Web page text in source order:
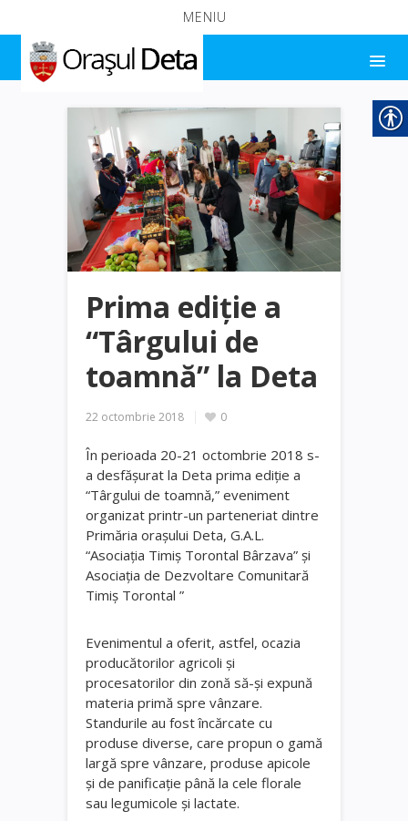
MENIU
Prima ediţie a
“Târgului de
toamnă” la Deta
22 octombrie 2018 0
În perioada 20-21 octombrie 2018 s-
a desfăşurat la Deta prima ediţie a
“Târgului de toamnă,” eveniment
organizat printr-un parteneriat dintre
Primăria oraşului Deta, G.A.L.
“Asociaţia Timiş Torontal Bârzava” şi
Asociaţia de Dezvoltare Comunitară
Timiş Torontal ”
Evenimentul a oferit, astfel, ocazia
producătorilor agricoli şi
procesatorilor din zonă să-şi expună
materia primă spre vânzare.
Standurile au fost încărcate cu
produse diverse, care propun o gamă
largă spre vânzare, produse apicole
şi de panificaţie până la cele florale
sau legumicole şi lactate.